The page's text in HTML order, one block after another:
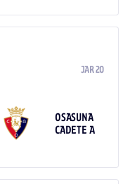
JAR 20
OSASUNA
CADETE A